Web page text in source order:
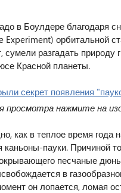
в Боулдере благодаря
орбитальной
разгадать природу
Красной планеты.
просмотра нажмите на
как в теплое время года
пауки. Причиной
песчаные
в
он лопается, ломая